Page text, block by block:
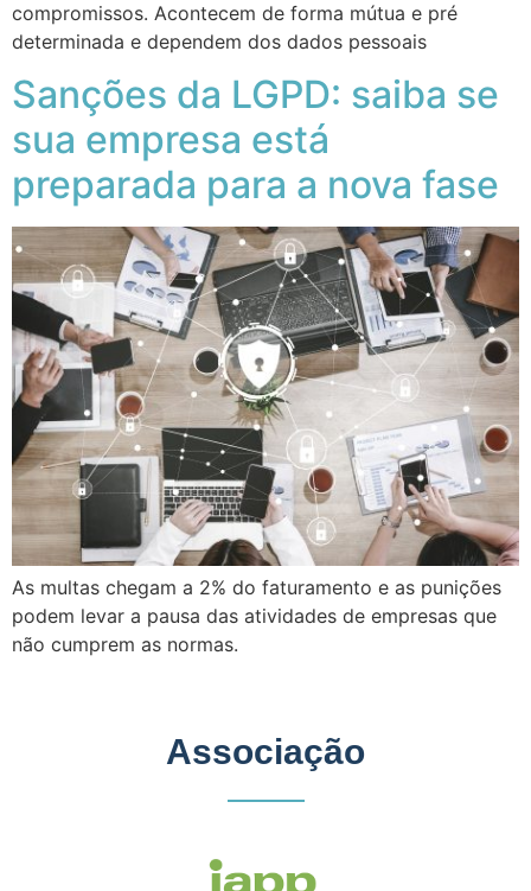
compromissos. Acontecem de forma mútua e pré
determinada e dependem dos dados pessoais
Sanções da LGPD: saiba se
sua empresa está
preparada para a nova fase
As multas chegam a 2% do faturamento e as punições
podem levar a pausa das atividades de empresas que
não cumprem as normas.
Associação